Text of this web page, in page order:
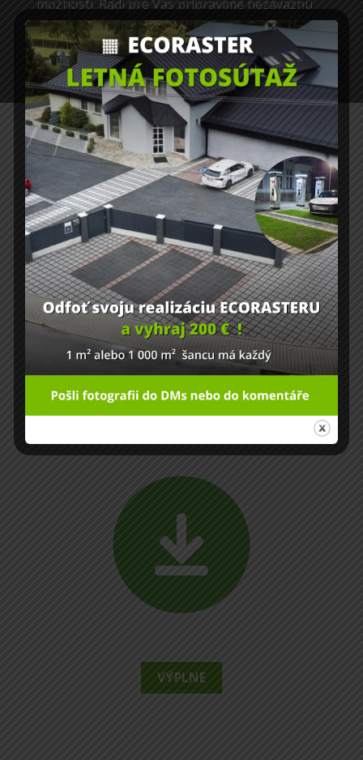
možnosti. Radi pre Vás pripravíme nezáväznú
ponuku priamo na mieru.
NEZÁVÄZNE DOPYTOVAŤ
PRODUKTY
VÝPLNE